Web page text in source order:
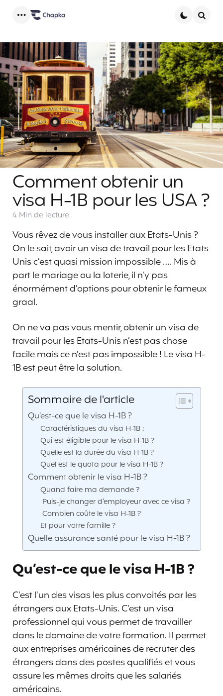
Comment obtenir un
visa H-1B pour les USA ?
4 Min de lecture
Vous rêvez de vous installer aux Etats-Unis ?
On le sait, avoir un visa de travail pour les Etats
Unis c’est quasi mission impossible …. Mis à
part le mariage ou la loterie, il n’y pas
énormément d’options pour obtenir le fameux
graal.
On ne va pas vous mentir, obtenir un visa de
travail pour les Etats-Unis n’est pas chose
facile mais ce n’est pas impossible ! Le visa H-
1B est peut être la solution.
Sommaire de l'article
Qu’est-ce que le visa H-1B ?
Caractéristiques du visa H-1B :
Qui est éligible pour le visa H-1B ?
Quelle est la durée du visa H-1B ?
Quel est le quota pour le visa H-1B ?
Comment obtenir le visa H-1B ?
Quand faire ma demande ?
Puis-je changer d’employeur avec ce visa ?
Combien coûte le visa H-1B ?
Et pour votre famille ?
Quelle assurance santé pour le visa H-1B ?
Qu’est-ce que le visa H-1B ?
C’est l’un des visas les plus convoités par les
étrangers aux Etats-Unis. C’est un visa
professionnel qui vous permet de travailler
dans le domaine de votre formation. Il permet
aux entreprises américaines de recruter des
étrangers dans des postes qualifiés et vous
assure les mêmes droits que les salariés
américains.